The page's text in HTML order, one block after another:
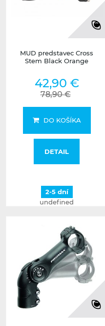
MUD predstavec Cross
Stem Black Orange
42,90 €
78,90 €
DO KOŠÍKA
DETAIL
2-5 dní
undefined